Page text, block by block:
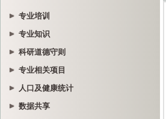
专业培训
专业知识
科研道德守则
专业相关项目
人口及健康统计
数据共享